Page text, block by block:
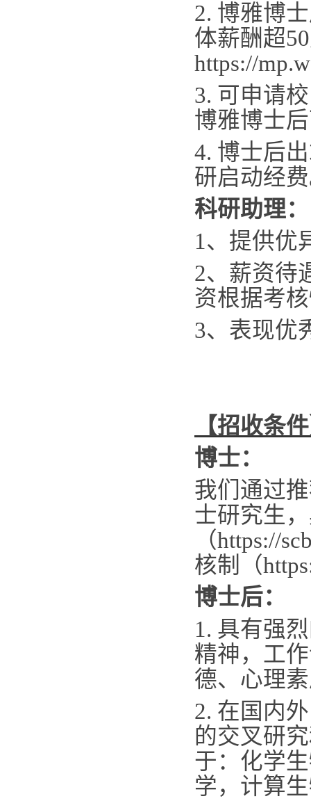
2. 博雅博
体薪酬超50
https://
3. 可申请
博雅博士
4. 博士后
研启动经
科研助理：
1、提供优
2、薪资待
资根据考
3、表现优
【招收条
博士：
我们通过
士研究生
（https://
核制（
博士后：
1. 具有强
精神，工
德、心理
2. 在国内
的交叉研
于：化学
学，计算